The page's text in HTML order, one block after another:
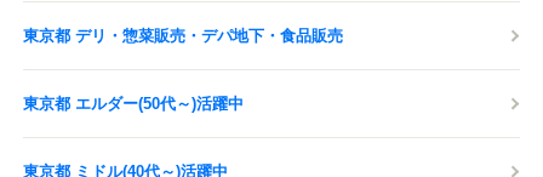
東京都 デリ・惣菜販売・デパ地下・食品販売
東京都 エルダー(50代～)活躍中
東京都 ミドル(40代～)活躍中